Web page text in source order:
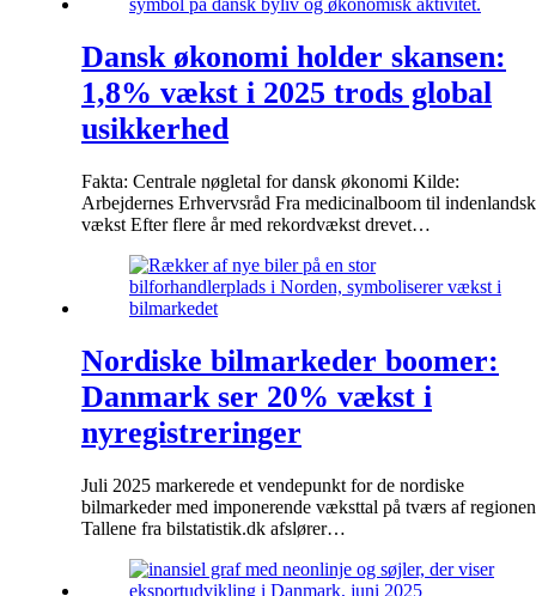
Dansk økonomi holder skansen:
1,8% vækst i 2025 trods global
usikkerhed
Fakta: Centrale nøgletal for dansk økonomi Kilde:
Arbejdernes Erhvervsråd Fra medicinalboom til indenlandsk
vækst Efter flere år med rekordvækst drevet…
Nordiske bilmarkeder boomer:
Danmark ser 20% vækst i
nyregistreringer
Juli 2025 markerede et vendepunkt for de nordiske
bilmarkeder med imponerende væksttal på tværs af
Tallene fra bilstatistik.dk afslører…